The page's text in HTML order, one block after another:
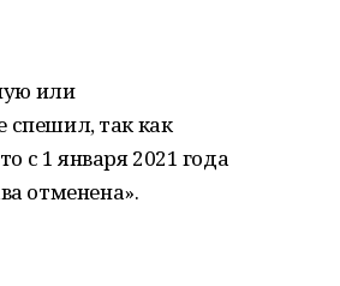
или
спешил, так как
с 1 января 2021 года
отменена».